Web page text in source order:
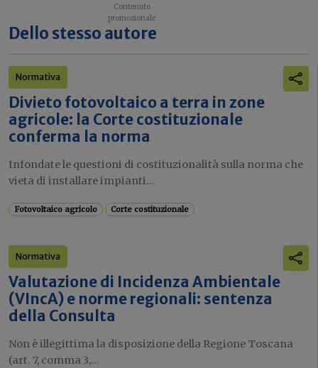
Dello stesso autore
Normativa
Divieto fotovoltaico a terra in zone
agricole: la Corte costituzionale
conferma la norma
Infondate le questioni di costituzionalità sulla norma che
vieta di installare impianti...
Fotovoltaico agricolo Corte costituzionale
Normativa
Valutazione di Incidenza Ambientale
(VIncA) e norme regionali: sentenza
della Consulta
Non è illegittima la disposizione della Regione Toscana
(art. 7, comma 3,...